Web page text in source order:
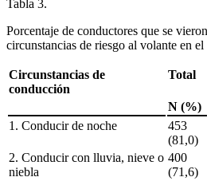
Tabla 3.
Porcentaje de conductores que se
circunstancias de riesgo al volante en
Circunstancias de
conducción
Total
N (%)
1. Conducir de noche
453
(81,0)
2. Conducir con lluvia, nieve o
niebla
400
(71,6)